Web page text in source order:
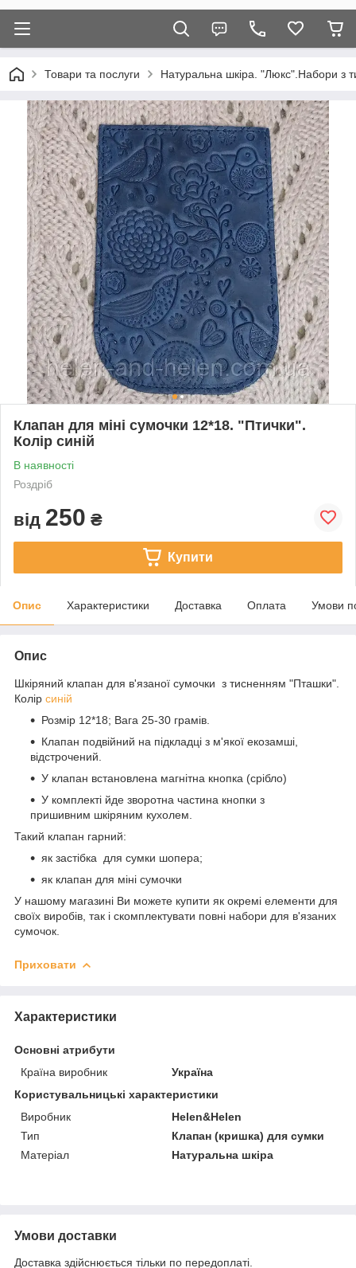
Товари та послуги Натуральна шкіра. "Люкс".Набори з
Клапан для міні сумочки 12*18. "Птички".
Колір синій
В наявності
Роздріб
від 250 ₴
Купити
Опис Характеристики Доставка Оплата Умови
Опис
Шкіряний клапан для в'язаної сумочки з тисненням "Пташки".
Колір синій
Розмір 12*18; Вага 25-30 грамів.
Клапан подвійний на підкладці з м'якої екозамші,
відстрочений.
У клапан встановлена магнітна кнопка (срібло)
У комплекті йде зворотна частина кнопки з
пришивним шкіряним кухолем.
Такий клапан гарний:
як застібка для сумки шопера;
як клапан для міні сумочки
У нашому магазині Ви можете купити як окремі елементи для
своїх виробів, так і скомплектувати повні набори для в'язаних
сумочок.
Приховати
Характеристики
Основні атрибути
Країна виробник
Україна
Користувальницькі характеристики
Виробник
Helen&Helen
Тип
Клапан (кришка) для сумки
Матеріал
Натуральна шкіра
Умови доставки
Доставка здійснюється тільки по передоплаті.